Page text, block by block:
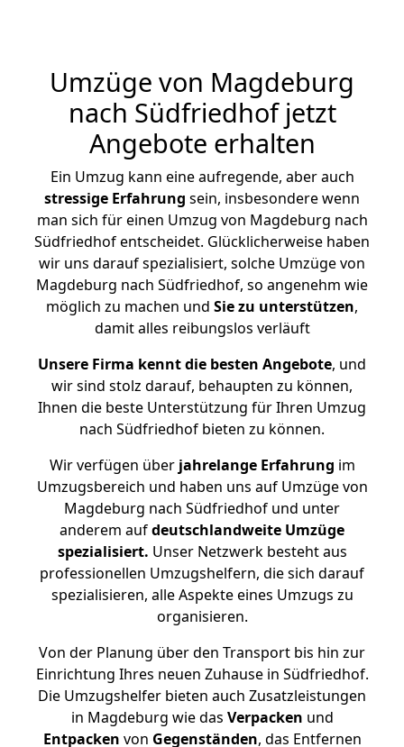
Umzüge von Magdeburg
nach Südfriedhof jetzt
Angebote erhalten
Ein Umzug kann eine aufregende, aber auch
stressige Erfahrung sein, insbesondere wenn
man sich für einen Umzug von Magdeburg nach
Südfriedhof entscheidet. Glücklicherweise haben
wir uns darauf spezialisiert, solche Umzüge von
Magdeburg nach Südfriedhof, so angenehm wie
möglich zu machen und Sie zu unterstützen,
damit alles reibungslos verläuft
Unsere Firma kennt die besten Angebote, und
wir sind stolz darauf, behaupten zu können,
Ihnen die beste Unterstützung für Ihren Umzug
nach Südfriedhof bieten zu können.
Wir verfügen überjahrelange Erfahrung im
Umzugsbereich und haben uns auf Umzüge von
Magdeburg nach Südfriedhof und unter
anderem aufdeutschlandweite Umzüge
spezialisiert. Unser Netzwerk besteht aus
professionellen Umzugshelfern, die sich darauf
spezialisieren, alle Aspekte eines Umzugs zu
organisieren.
Von der Planung über den Transport bis hin zur
Einrichtung Ihres neuen Zuhause in Südfriedhof.
Die Umzugshelfer bieten auch Zusatzleistungen
in Magdeburg wie das Verpacken und
Entpacken von Gegenständen, das Entfernen